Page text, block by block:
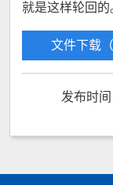
就是这样轮回的
文件下载
发布时